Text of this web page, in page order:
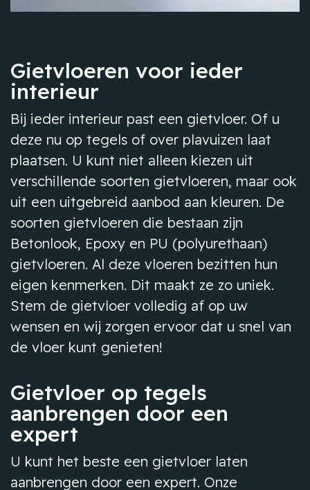
Gietvloeren voor ieder
interieur
Bij ieder interieur past een gietvloer. Of u
deze nu op tegels of over plavuizen laat
plaatsen. U kunt niet alleen kiezen uit
verschillende soorten gietvloeren, maar ook
uit een uitgebreid aanbod aan kleuren. De
soorten gietvloeren die bestaan zijn
Betonlook, Epoxy en PU (polyurethaan)
gietvloeren. Al deze vloeren bezitten hun
eigen kenmerken. Dit maakt ze zo uniek.
Stem de gietvloer volledig af op uw
wensen en wij zorgen ervoor dat u snel van
de vloer kunt genieten!
Gietvloer op tegels
aanbrengen door een
expert
U kunt het beste een gietvloer laten
aanbrengen door een expert. Onze